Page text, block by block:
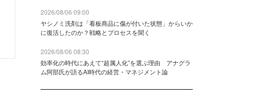
2026/08/06 09:00
ヤシノミ洗剤は「看板商品に傷が付いた状態」からいか
に復活したのか？戦略とプロセスを聞く
2026/08/06 08:30
効率化の時代にあえて“超属人化”を選ぶ理由 アナグラ
ム阿部氏が語るAI時代の経営・マネジメント論